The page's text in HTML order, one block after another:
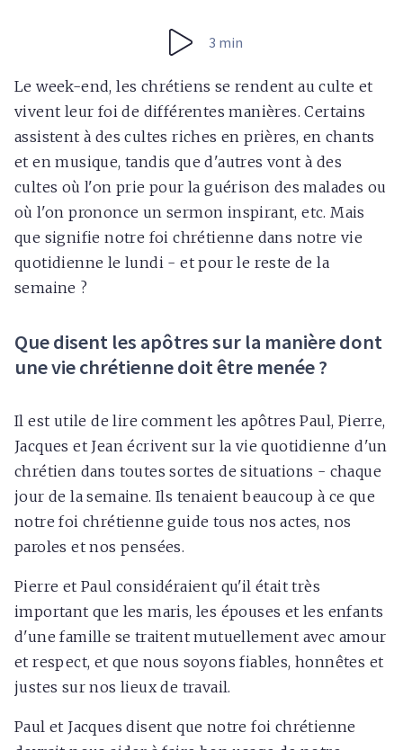
3 min
Le week-end, les chrétiens se rendent au culte et
vivent leur foi de différentes manières. Certains
assistent à des cultes riches en prières, en chants
et en musique, tandis que d'autres vont à des
cultes où l'on prie pour la guérison des malades ou
où l'on prononce un sermon inspirant, etc. Mais
que signifie notre foi chrétienne dans notre vie
quotidienne le lundi - et pour le reste de la
semaine ?
Que disent les apôtres sur la manière dont
une vie chrétienne doit être menée ?
Il est utile de lire comment les apôtres Paul, Pierre,
Jacques et Jean écrivent sur la vie quotidienne d'un
chrétien dans toutes sortes de situations - chaque
jour de la semaine. Ils tenaient beaucoup à ce que
notre foi chrétienne guide tous nos actes, nos
paroles et nos pensées.
Pierre et Paul considéraient qu'il était très
important que les maris, les épouses et les enfants
d'une famille se traitent mutuellement avec amour
et respect, et que nous soyons fiables, honnêtes et
justes sur nos lieux de travail.
Paul et Jacques disent que notre foi chrétienne